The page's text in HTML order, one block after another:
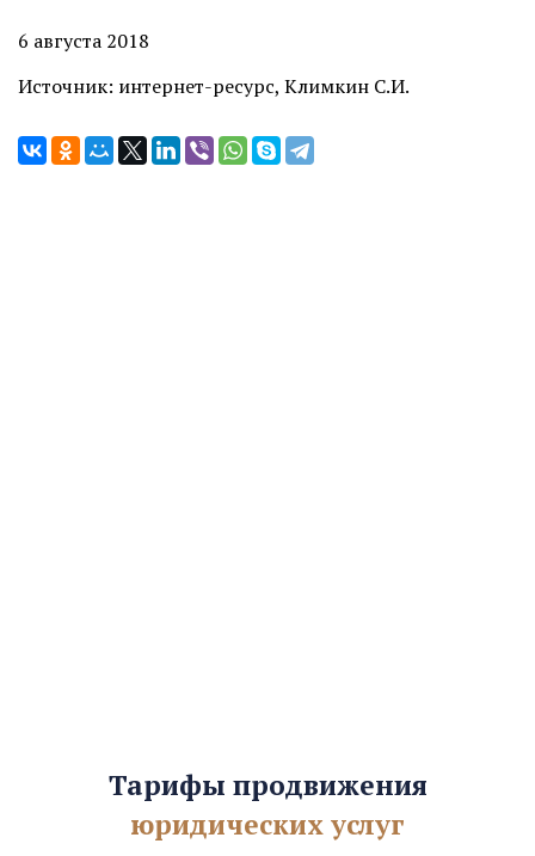
6 августа 2018
Источник: интернет-ресурс, Климкин С.И.
Тарифы продвижения
юридических услуг